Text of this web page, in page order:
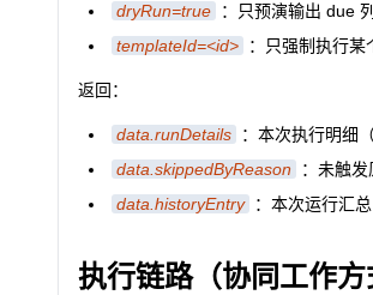
dryRun=true
：只预演输出 due
templateId=<id>
：只强制执行某
返回：
data.runDetails
：本次执行明细
data.skippedByReason
：未触
data.historyEntry
：本次运行汇总
执行链路（协同工作方